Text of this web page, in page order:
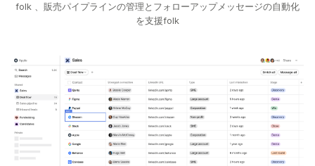
folk 、販売パイプラインの管理とフォローアップメッセージの自動化
を支援folk